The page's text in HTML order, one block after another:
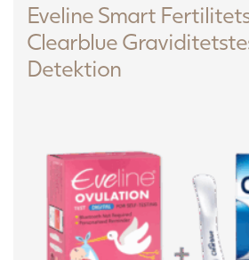
Eveline Smart
Clearblue
Detektion